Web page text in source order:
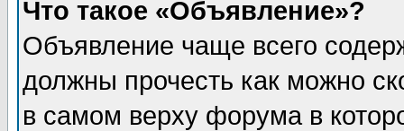
Что такое «Объявление»?
Объявление чаще всего
должны прочесть как можно
в самом верху форума в